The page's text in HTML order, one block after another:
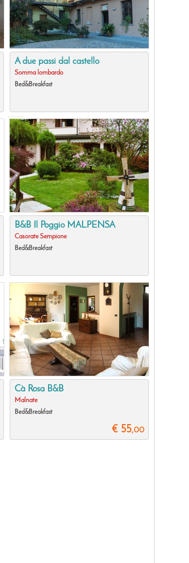
A due passi dal castello
Somma lombardo
Bed&Breakfast
B&B Il Poggio MALPENSA
Casorate Sempione
Bed&Breakfast
Cà Rosa B&B
Malnate
Bed&Breakfast
€ 55,00